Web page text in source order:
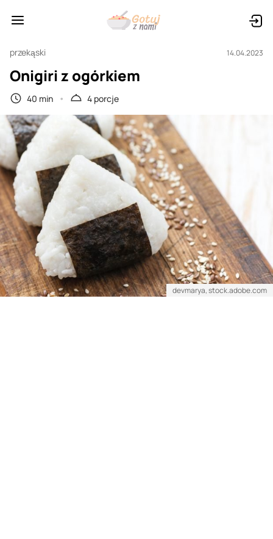
przekąski 14.04.2023
Onigiri z ogórkiem
40 min 4 porcje
devmarya, stock.adobe.com